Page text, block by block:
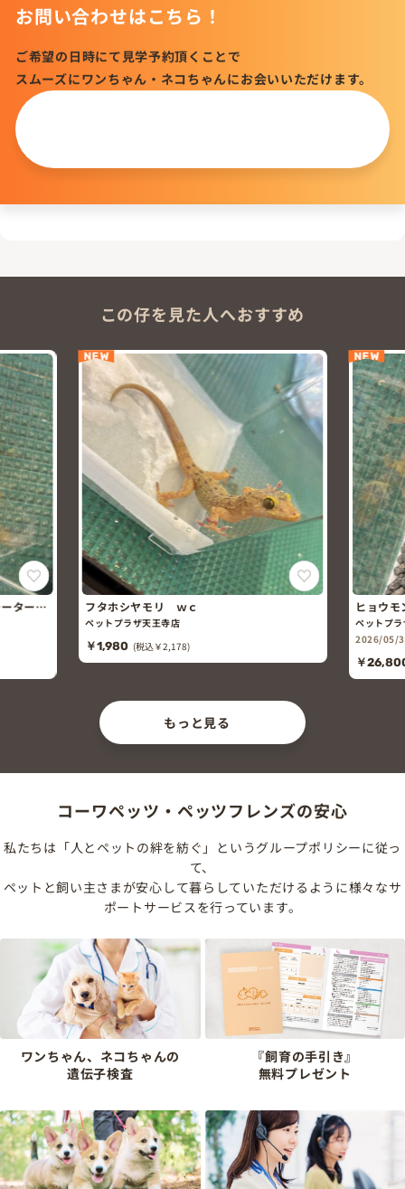
お問い合わせはこちら！
ご希望の日時にて見学予約頂くことで
スムーズにワンちゃん・ネコちゃんにお会いいただけます。
この仔を見た人へおすすめ
NEW
フタホシヤモリ ｗｃ
ペットプラザ天王寺店
(税込￥2,178)
NEW
ヒョウモントカ
ペットプラザ天王寺
2026/05/30頃 生ま
￥26,800 (税込
もっと見る
コーワペッツ・ペッツフレンズの安心
私たちは「人とペットの絆を紡ぐ」というグループポリシーに従っ
て、
ペットと飼い主さまが安心して暮らしていただけるように様々なサ
ポートサービスを行っています。
ワンちゃん、ネコちゃんの
遺伝子検査
『飼育の手引き』
無料プレゼント